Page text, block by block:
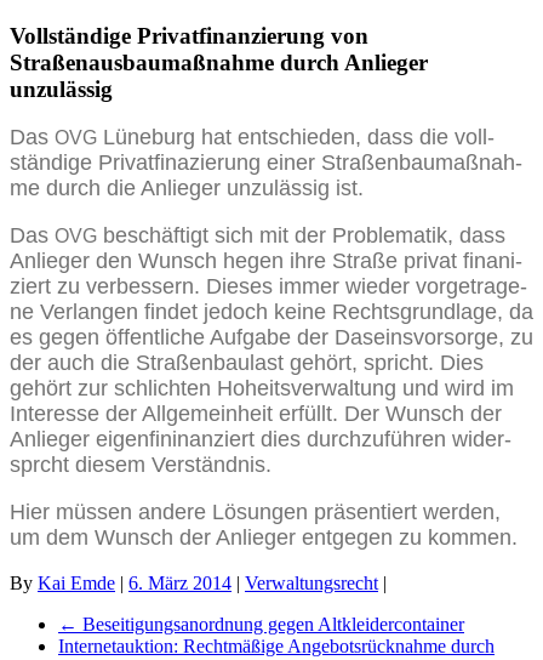
Vollständige Privatfinanzierung von
Straßenausbaumaßnahme durch Anlieger
unzulässig
Das OVG Lüne­burg hat ent­schie­den, dass die voll­
stän­di­ge Pri­vat­fi­na­zie­rung einer Stra­ßen­bau­maß­nah­
me durch die Anlie­ger unzu­läs­sig ist.
Das OVG beschäf­tigt sich mit der Pro­ble­ma­tik, dass
Anlie­ger den Wunsch hegen ihre Stra­ße pri­vat fina­ni­
ziert zu ver­bes­sern. Die­ses immer wie­der vor­ge­tra­ge­
ne Ver­lan­gen fin­det jedoch kei­ne Rechts­grund­la­ge, da
es gegen öffent­li­che Auf­ga­be der Daseins­vor­sor­ge, zu
der auch die Stra­ßen­bau­last gehört, spricht. Dies
gehört zur schlich­ten Hoheits­ver­wal­tung und wird im
Inter­es­se der All­ge­mein­heit erfüllt. Der Wunsch der
Anlie­ger eigen­fi­ninan­ziert dies durch­zu­füh­ren wider­
sprcht die­sem Verständnis.
Hier müs­sen ande­re Lösun­gen prä­sen­tiert wer­den,
um dem Wunsch der Anlie­ger ent­ge­gen zu kommen.
By Kai Emde | 6. März 2014 | Verwaltungsrecht |
← Beseitigungsanordnung gegen Altkleidercontainer
Internetauktion: Rechtmäßige Angebotsrücknahme durch